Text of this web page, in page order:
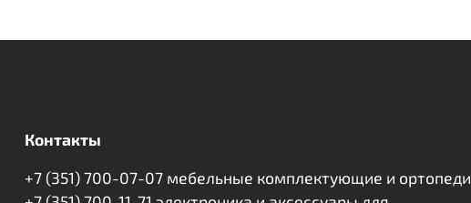
Контакты
+7 (351) 700-07-07 мебельные комплектующие и